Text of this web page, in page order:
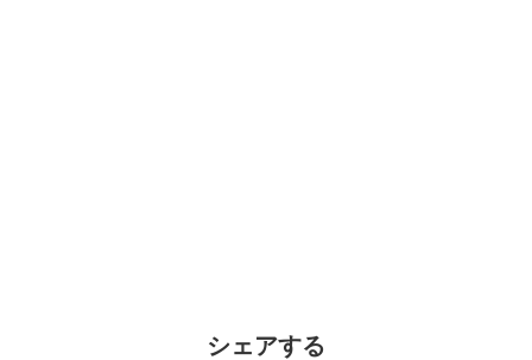
シェアする